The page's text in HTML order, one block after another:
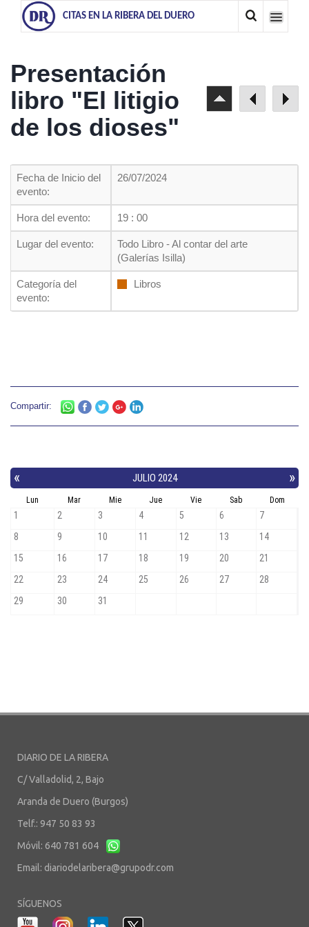
CITAS EN LA RIBERA DEL DUERO
Presentación
libro "El litigio
de los dioses"
Fecha de Inicio del
evento:
26/07/2024
Hora del evento: 19 : 00
Lugar del evento:
Todo Libro - Al contar del arte
(Galerías Isilla)
Categoría del
evento:
Libros
Compartir:
DIARIO DE LA RIBERA
C/ Valladolid, 2, Bajo
Aranda de Duero (Burgos)
Telf.: 947 50 83 93
Móvil: 640 781 604
Email: diariodelaribera@grupodr.com
SÍGUENOS